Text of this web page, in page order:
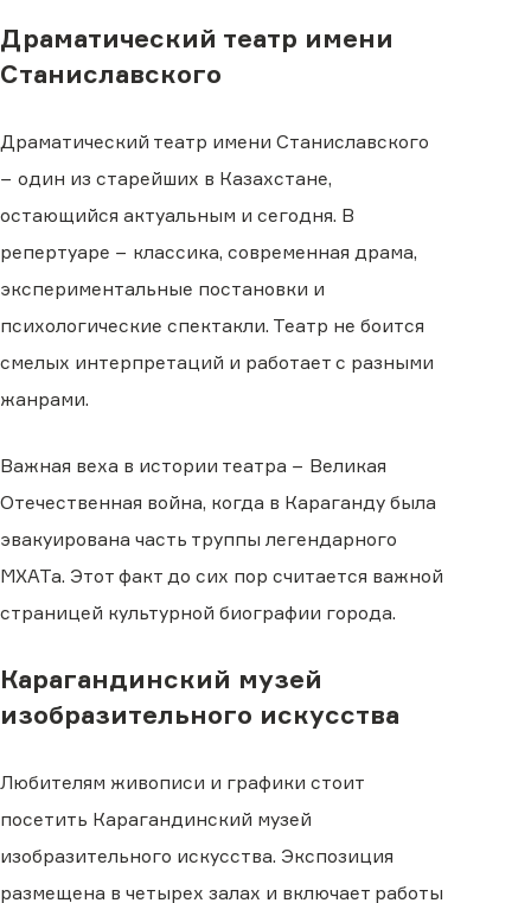
Драматический театр имени
Станиславского
Драматический театр имени Станиславского
− один из старейших в Казахстане,
остающийся актуальным и сегодня. В
репертуаре − классика, современная драма,
экспериментальные постановки и
психологические спектакли. Театр не боится
смелых интерпретаций и работает с разными
жанрами.
Важная веха в истории театра − Великая
Отечественная война, когда в Караганду была
эвакуирована часть труппы легендарного
МХАТа. Этот факт до сих пор считается важной
страницей культурной биографии города.
Карагандинский музей
изобразительного искусства
Любителям живописи и графики стоит
посетить Карагандинский музей
изобразительного искусства. Экспозиция
размещена в четырех залах и включает работы